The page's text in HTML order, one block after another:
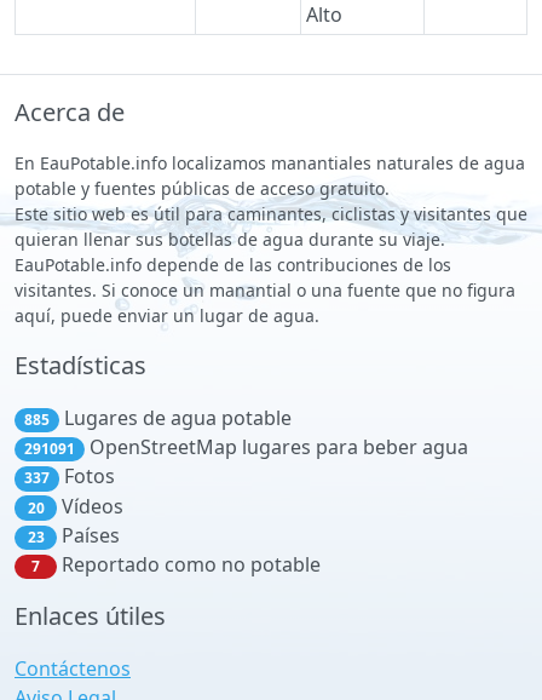
Alto
Acerca de
En EauPotable.info localizamos manantiales naturales de agua
potable y fuentes públicas de acceso gratuito.
Este sitio web es útil para caminantes, ciclistas y visitantes que
quieran llenar sus botellas de agua durante su viaje.
EauPotable.info depende de las contribuciones de los
visitantes. Si conoce un manantial o una fuente que no figura
aquí, puede enviar un lugar de agua.
Estadísticas
885 Lugares de agua potable
291091 OpenStreetMap lugares para beber agua
337 Fotos
20 Vídeos
23 Países
7 Reportado como no potable
Enlaces útiles
Contáctenos